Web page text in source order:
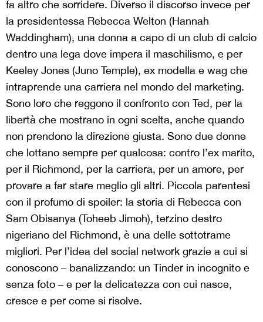
fa altro che sorridere. Diverso il discorso invece per
la presidentessa Rebecca Welton (Hannah
Waddingham), una donna a capo di un club di calcio
dentro una lega dove impera il maschilismo, e per
Keeley Jones (Juno Temple), ex modella e wag che
intraprende una carriera nel mondo del marketing.
Sono loro che reggono il confronto con Ted, per la
libertà che mostrano in ogni scelta, anche quando
non prendono la direzione giusta. Sono due donne
che lottano sempre per qualcosa: contro l’ex marito,
per il Richmond, per la carriera, per un amore, per
provare a far stare meglio gli altri. Piccola parentesi
con il profumo di spoiler: la storia di Rebecca con
Sam Obisanya (Toheeb Jimoh), terzino destro
nigeriano del Richmond, è una delle sottotrame
migliori. Per l’idea del social network grazie a cui si
conoscono – banalizzando: un Tinder in incognito e
senza foto – e per la delicatezza con cui nasce,
cresce e per come si risolve.